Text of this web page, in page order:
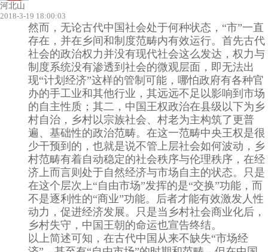
河北山
2018-3-19 18:00:03
然而，无论古代中国社会处于何种状态，“市”一直
存在，并在乡间和制度范畴内有效运行。首先古代
社会的政治权力并没有现代社会这么发达，权力与
制度系统没有渗透到社会的微观层面，即无法出
现“计划经济”这样的管制可能，哪怕政府有各种官
办的手工业和其他行业，其远远不足以影响到市场
的自主性质；其二，中国王权政治在县级以下为乡
村自治，乡村以宗族社会、村老为主构筑了更普
遍、基础性的政治范畴。在这一范畴中央王权是很
少干预到的，也就是说不管上层社会如何波动，乡
村范畴有着自动稳定的社会秩序与伦理秩序，在经
济上而言则处于自然经济与市场自主的状态。只是
在这个层次上“自由市场”发挥的是“交换”功能，而
不是逐利性的“商业”功能。后者才能有效激发人性
动力，促进经济发展。只是当乡村社会商业化后，
乡村失守，中国王朝的命运也宣告终结。
以上简述可知，在古代中国从来不缺失“市场经